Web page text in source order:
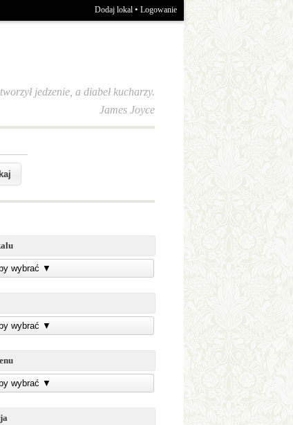
Dodaj lokal • Logowanie
jedzenie, a diabeł kucharzy.
James Joyce
wybrać ▼
wybrać ▼
wybrać ▼